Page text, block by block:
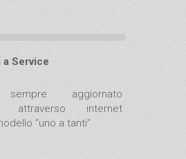
a Service
aggiornato
attraverso internet
“uno a tanti”